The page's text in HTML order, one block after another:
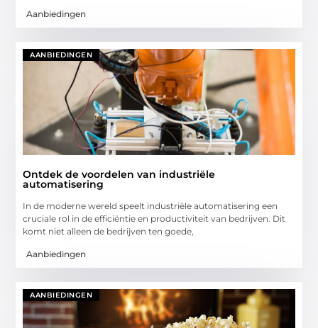
Aanbiedingen
AANBIEDINGEN
Ontdek de voordelen van industriële
automatisering
In de moderne wereld speelt industriële automatisering een
cruciale rol in de efficiëntie en productiviteit van bedrijven. Dit
komt niet alleen de bedrijven ten goede,
Aanbiedingen
AANBIEDINGEN